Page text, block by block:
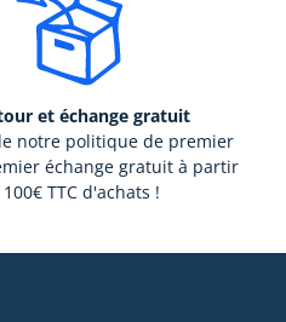
et échange gratuit
notre politique de premier
échange gratuit à partir
TTC d'achats !